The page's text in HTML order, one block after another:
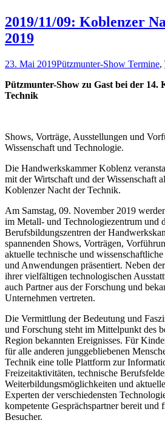
2019/11/09: Koblenzer
2019
23. Mai 2019Pützmunter-Show Termine,
Pützmunter-Show zu Gast bei der 14.
Technik
Shows, Vorträge, Ausstellungen und
Wissenschaft und Technologie.
Die Handwerkskammer Koblenz
mit der Wirtschaft und der Wissenschaft
Koblenzer Nacht der Technik.
Am Samstag, 09. November 2019
im Metall- und Technologiezentrum und
Berufsbildungszentren der
spannenden Shows, Vorträgen,
aktuelle technische und
und Anwendungen präsentiert. Neben
ihrer vielfältigen technologischen
auch Partner aus der Forschung und
Unternehmen vertreten.
Die Vermittlung der Bedeutung und
und Forschung steht im Mittelpunkt des
Region bekannten Ereignisses. Für
für alle anderen junggebliebenen
Technik eine tolle Plattform zur
Freizeitaktivitäten, technische
Weiterbildungsmöglichkeiten und
Experten der verschiedensten
kompetente Gesprächspartner bereit und
Besucher.